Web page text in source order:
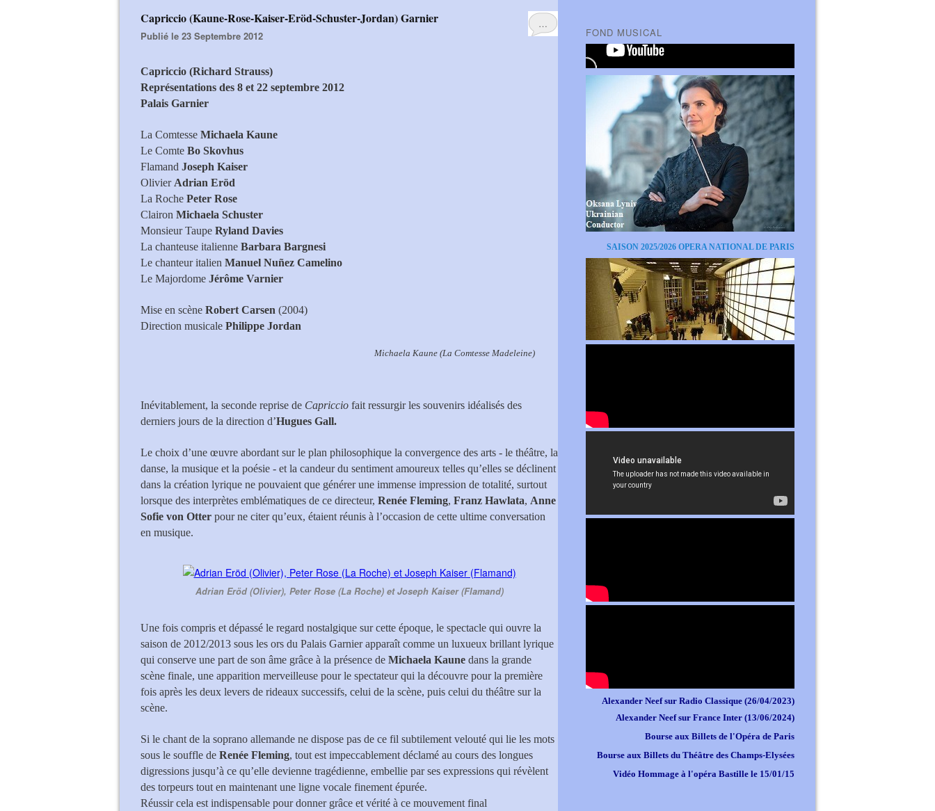
…
Capriccio (Kaune-Rose-Kaiser-Eröd-Schuster-Jordan) Garnier
Publié le 23 Septembre 2012
Capriccio (Richard Strauss)
Représentations des 8 et 22 septembre 2012
Palais Garnier
La Comtesse Michaela Kaune
Le Comte Bo Skovhus
Flamand Joseph Kaiser
Olivier Adrian Eröd
La Roche Peter Rose
Clairon Michaela Schuster
Monsieur Taupe Ryland Davies
La chanteuse italienne Barbara Bargnesi
Le chanteur italien Manuel Nuñez Camelino
Le Majordome Jérôme Varnier
Mise en scène Robert Carsen (2004)
Direction musicale Philippe Jordan
Michaela Kaune (La Comtesse Madeleine)
Inévitablement, la seconde reprise de Capriccio fait ressurgir les souvenirs idéalisés des
derniers jours de la direction d’Hugues Gall.
Le choix d’une œuvre abordant sur le plan philosophique la convergence des arts - le théâtre, la
danse, la musique et la poésie - et la candeur du sentiment amoureux telles qu’elles se déclinent
dans la création lyrique ne pouvaient que générer une immense impression de totalité, surtout
lorsque des interprètes emblématiques de ce directeur, Renée Fleming, Franz Hawlata, Anne
Sofie von Otter pour ne citer qu’eux, étaient réunis à l’occasion de cette ultime conversation
en musique.
Adrian Eröd (Olivier), Peter Rose (La Roche) et Joseph Kaiser (Flamand)
Une fois compris et dépassé le regard nostalgique sur cette époque, le spectacle qui ouvre la
saison de 2012/2013 sous les ors du Palais Garnier apparaît comme un luxueux brillant lyrique
qui conserve une part de son âme grâce à la présence de Michaela Kaune dans la grande
scène finale, une apparition merveilleuse pour le spectateur qui la découvre pour la première
fois après les deux levers de rideaux successifs, celui de la scène, puis celui du théâtre sur la
scène.
Si le chant de la soprano allemande ne dispose pas de ce fil subtilement velouté qui lie les mots
sous le souffle de Renée Fleming, tout est impeccablement déclamé au cours des longues
digressions jusqu’à ce qu’elle devienne tragédienne, embellie par ses expressions qui révèlent
des torpeurs tout en maintenant une ligne vocale finement épurée.
Réussir cela est indispensable pour donner grâce et vérité à ce mouvement final
FOND MUSICAL
SAISON 2025/2026 OPERA NATIONAL DE PARIS
Alexander Neef sur Radio Classique (26/04/2023)
Alexander Neef sur France Inter (13/06/2024)
Bourse aux Billets de l'Opéra de Paris
Bourse aux Billets du Théâtre des Champs-Elysées
Vidéo Hommage à l'opéra Bastille le 15/01/15